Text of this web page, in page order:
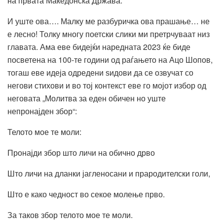
И уште ова…. Малку ме разбуричка ова прашање… не
е лесно! Толку многу поетски слики ми претрчуваат низ
главата. Ама еве бидејќи наредната 2023 ќе биде
посветена на 100-те години од раѓањето на Ацо Шопов,
тогаш еве идеја одредени ѕидови да се озвучат со
негови стихови и во тој контекст еве го мојот избор од
неговата „Молитва за еден обичен но уште
непронајден збор“:
Телото мое те моли:
Пронајди збор што личи на обично дрво
Што личи на дланки јагленосани и прародителски голи,
Што е како чедност во секое молење прво.
За таков збор телото мое те моли.